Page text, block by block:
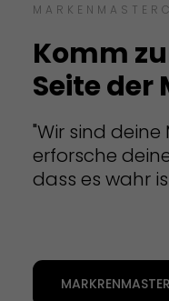
Komm
Seite der
"Wir sind
erforsche
dass es wahr